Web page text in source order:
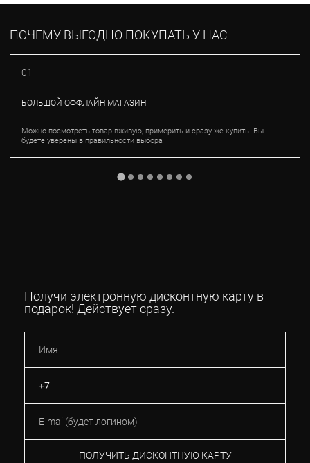
ПОЧЕМУ ВЫГОДНО ПОКУПАТЬ У НАС
01
БОЛЬШОЙ ОФФЛАЙН МАГАЗИН
Можно посмотреть товар вживую, примерить и сразу же купить. Вы
будете уверены в правильности выбора
Получи электронную дисконтную карту в
подарок! Действует сразу.
ПОЛУЧИТЬ ДИСКОНТНУЮ КАРТУ